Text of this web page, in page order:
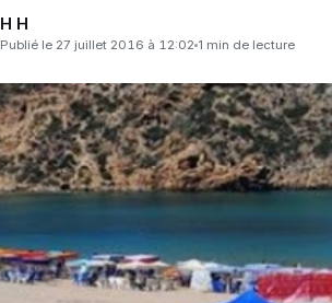
H H
Publié le 27 juillet 2016 à 12:02 1 min de lecture